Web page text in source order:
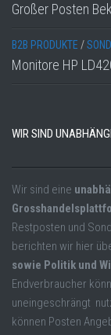
Großer Posten
B2B PRODUKTE /
Monitore HP
WIR SIND
Wir sind eine
Restposten und
berichten wir hier
sowie Politik und
Endverbraucher
uneingeschrängt
können Posten